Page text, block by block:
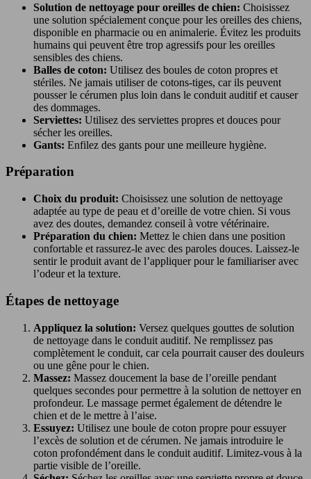
Solution de nettoyage pour oreilles de chien: Choisissez
une solution spécialement conçue pour les oreilles des chiens,
disponible en pharmacie ou en animalerie. Évitez les produits
humains qui peuvent être trop agressifs pour les oreilles
sensibles des chiens.
Balles de coton: Utilisez des boules de coton propres et
stériles. Ne jamais utiliser de cotons-tiges, car ils peuvent
pousser le cérumen plus loin dans le conduit auditif et causer
des dommages.
Serviettes: Utilisez des serviettes propres et douces pour
sécher les oreilles.
Gants: Enfilez des gants pour une meilleure hygiène.
Préparation
Choix du produit: Choisissez une solution de nettoyage
adaptée au type de peau et d’oreille de votre chien. Si vous
avez des doutes, demandez conseil à votre vétérinaire.
Préparation du chien: Mettez le chien dans une position
confortable et rassurez-le avec des paroles douces. Laissez-le
sentir le produit avant de l’appliquer pour le familiariser avec
l’odeur et la texture.
Étapes de nettoyage
Appliquez la solution: Versez quelques gouttes de solution
de nettoyage dans le conduit auditif. Ne remplissez pas
complètement le conduit, car cela pourrait causer des douleurs
ou une gêne pour le chien.
Massez: Massez doucement la base de l’oreille pendant
quelques secondes pour permettre à la solution de nettoyer en
profondeur. Le massage permet également de détendre le
chien et de le mettre à l’aise.
Essuyez: Utilisez une boule de coton propre pour essuyer
l’excès de solution et de cérumen. Ne jamais introduire le
coton profondément dans le conduit auditif. Limitez-vous à la
partie visible de l’oreille.